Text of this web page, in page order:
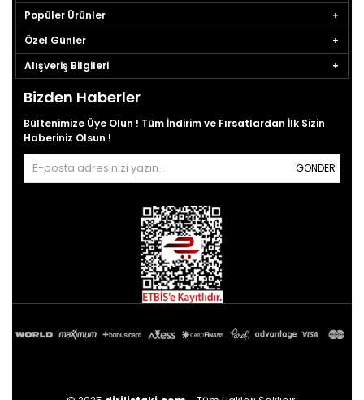
Popüler Ürünler
Özel Günler
Alışveriş Bilgileri
Bizden Haberler
Bültenimize Üye Olun ! Tüm İndirim ve Fırsatlardan İlk Sizin
Haberiniz Olsun !
GÖNDER